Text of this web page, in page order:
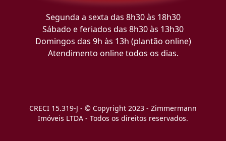
Segunda a sexta das 8h30 às 18h30
Sábado e feriados das 8h30 às 13h30
Domingos das 9h às 13h (plantão online)
Atendimento online todos os dias.
CRECI 15.319-J - © Copyright 2023 - Zimmermann
Imóveis LTDA - Todos os direitos reservados.